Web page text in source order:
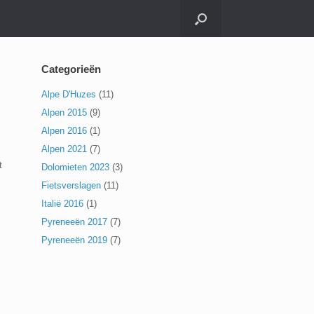
Categorieën
Alpe D'Huzes (11)
Alpen 2015 (9)
Alpen 2016 (1)
Alpen 2021 (7)
Dolomieten 2023 (3)
Fietsverslagen (11)
Italië 2016 (1)
Pyreneeën 2017 (7)
Pyreneeën 2019 (7)